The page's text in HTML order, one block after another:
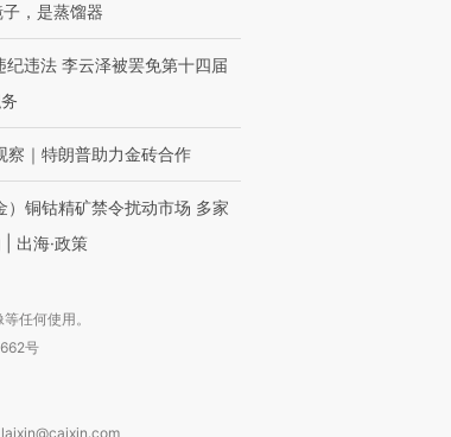
，是蒸馏器
纪违法 李云泽被罢免第十四届
察｜特朗普助力金砖合作
）铜钴精矿禁令扰动市场 多家
出海·政策
任何使用。
号